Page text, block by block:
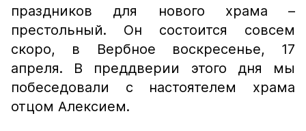
праздников для нового храма –
престольный. Он состоится совсем
скоро, в Вербное воскресенье, 17
апреля. В преддверии этого дня мы
побеседовали с настоятелем храма
отцом Алексием.